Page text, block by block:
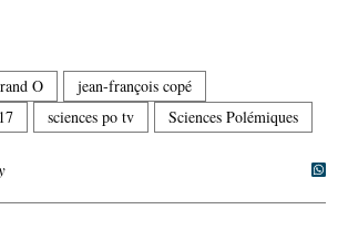
O
jean-françois copé
sciences po tv Sciences Polémiques